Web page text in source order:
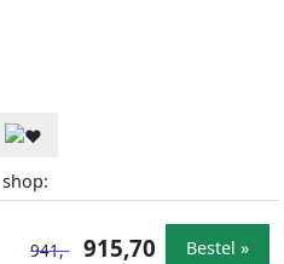
shop:
941,- 915,70 Bestel »